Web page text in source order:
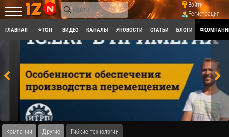
Войти
Регистрация
ГЛАВНАЯ ⭐ТОП ВИДЕО КАНАЛЫ ⚡НОВОСТИ СТАТЬИ БЛОГИ
Компании Другие Гибкие технологии